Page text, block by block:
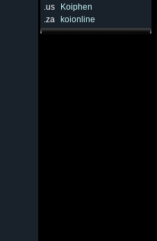
.us
Koiphen
.za
koionline